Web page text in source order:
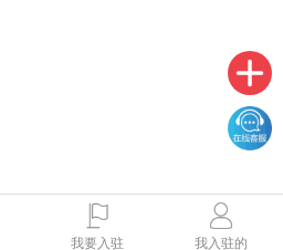
我要入驻 我入驻的